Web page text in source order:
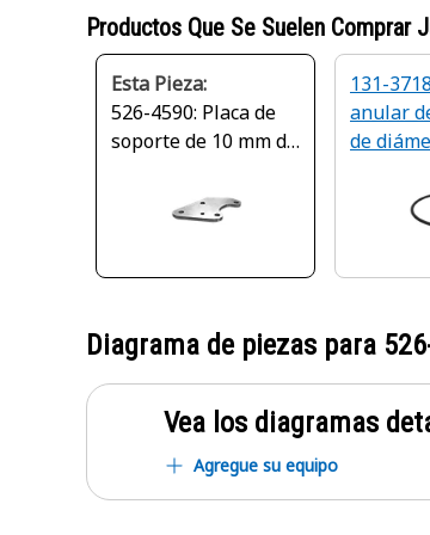
Productos Que Se Suelen Comprar
Esta Pieza:
526-4590: Placa de
soporte de 10 mm de
131-
anular
de
Diagrama de piezas para
Vea los diagramas
Agregue su equipo